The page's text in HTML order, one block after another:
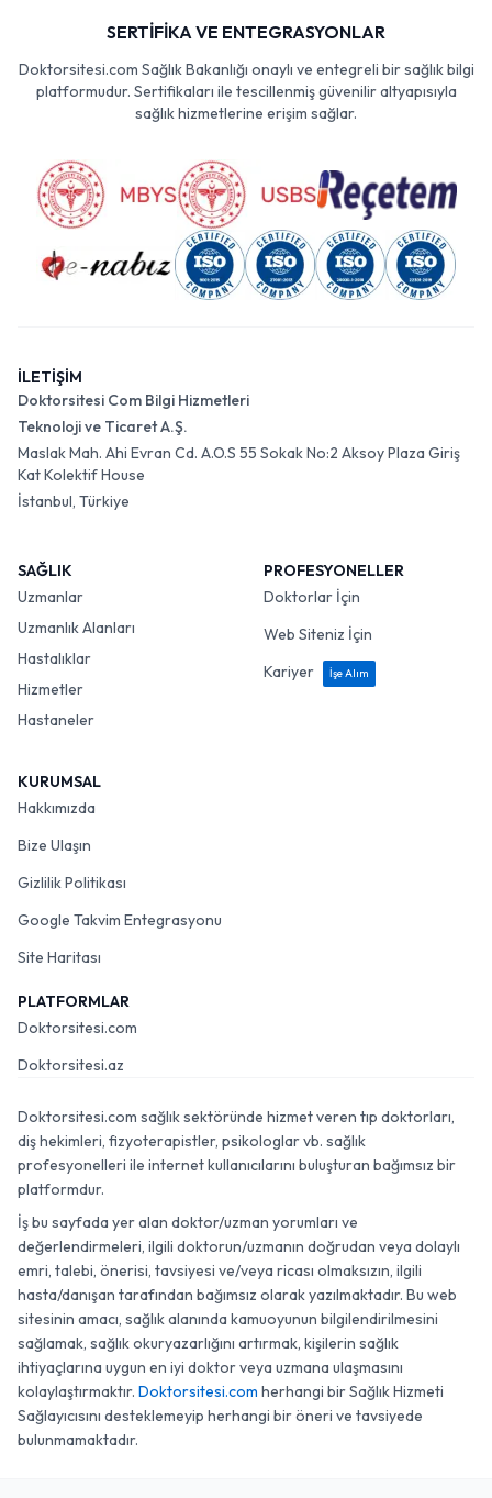
SERTİFİKA VE ENTEGRASYONLAR
Doktorsitesi.com Sağlık Bakanlığı onaylı ve entegreli bir sağlık bilgi
platformudur. Sertifikaları ile tescillenmiş güvenilir altyapısıyla
sağlık hizmetlerine erişim sağlar.
İLETİŞİM
Doktorsitesi Com Bilgi Hizmetleri
Teknoloji ve Ticaret A.Ş.
Maslak Mah. Ahi Evran Cd. A.O.S 55 Sokak No:2 Aksoy Plaza Giriş
Kat Kolektif House
İstanbul, Türkiye
SAĞLIK
Uzmanlar
Uzmanlık Alanları
Hastalıklar
Hizmetler
Hastaneler
PROFESYONELLER
Doktorlar İçin
Web Siteniz İçin
Kariyer
İşe Alım
KURUMSAL
Hakkımızda
Bize Ulaşın
Gizlilik Politikası
Google Takvim Entegrasyonu
Site Haritası
PLATFORMLAR
Doktorsitesi.com
Doktorsitesi.az
Doktorsitesi.com sağlık sektöründe hizmet veren tıp doktorları,
diş hekimleri, fizyoterapistler, psikologlar vb. sağlık
profesyonelleri ile internet kullanıcılarını buluşturan bağımsız bir
platformdur.
İş bu sayfada yer alan doktor/uzman yorumları ve
değerlendirmeleri, ilgili doktorun/uzmanın doğrudan veya dolaylı
emri, talebi, önerisi, tavsiyesi ve/veya ricası olmaksızın, ilgili
hasta/danışan tarafından bağımsız olarak yazılmaktadır. Bu web
sitesinin amacı, sağlık alanında kamuoyunun bilgilendirilmesini
sağlamak, sağlık okuryazarlığını artırmak, kişilerin sağlık
ihtiyaçlarına uygun en iyi doktor veya uzmana ulaşmasını
kolaylaştırmaktır. Doktorsitesi.com herhangi bir Sağlık Hizmeti
Sağlayıcısını desteklemeyip herhangi bir öneri ve tavsiyede
bulunmamaktadır.